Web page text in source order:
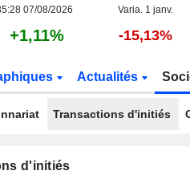
07/08/2026 Varia. 1 janv.
+1,11% -15,13%
Actualités
Transactions d'initiés
d'initiés